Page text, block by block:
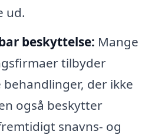
ud.
beskyttelse: Mange
tilbyder
der ikke
også beskytter
snavns- og